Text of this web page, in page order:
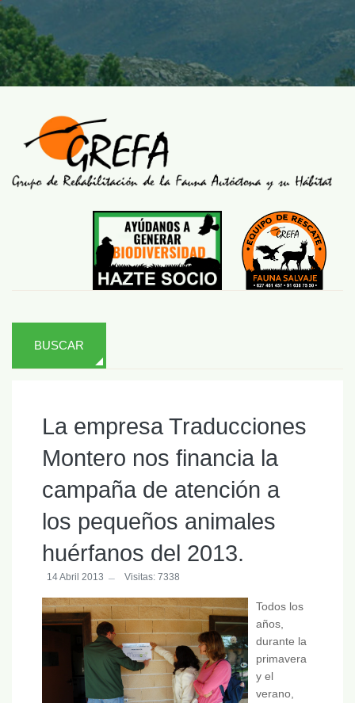
BUSCAR
La empresa Traducciones
Montero nos financia la
campaña de atención a
los pequeños animales
huérfanos del 2013.
14 Abril 2013 Visitas: 7338
Todos los
años,
durante la
primavera
y el
verano,